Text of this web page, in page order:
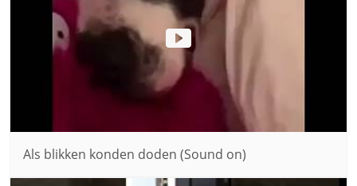
Als blikken konden doden (Sound on)